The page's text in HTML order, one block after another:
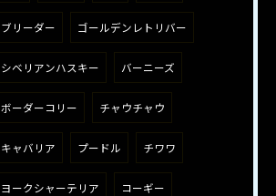
ブリーダー ゴールデンレトリバー
シベリアンハスキー バーニーズ
ボーダーコリー チャウチャウ
キャバリア プードル チワワ
ヨークシャーテリア コーギー